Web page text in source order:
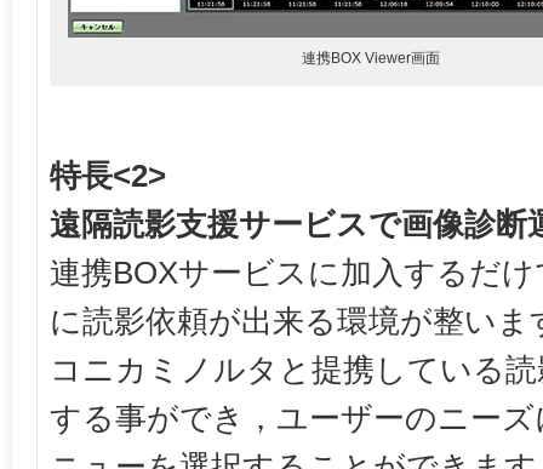
連携BOX Viewer画面
特長<2>
遠隔読影支援サービスで画像診断
連携BOXサービスに加入するだ
に読影依頼が出来る環境が整いま
コニカミノルタと提携している
する事ができ，ユーザーのニー